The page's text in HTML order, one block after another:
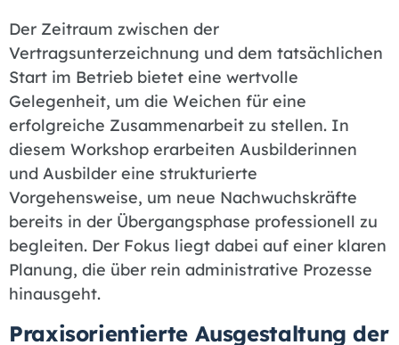
Der Zeitraum zwischen der
Vertragsunterzeichnung und dem tatsächlichen
Start im Betrieb bietet eine wertvolle
Gelegenheit, um die Weichen für eine
erfolgreiche Zusammenarbeit zu stellen. In
diesem Workshop erarbeiten Ausbilderinnen
und Ausbilder eine strukturierte
Vorgehensweise, um neue Nachwuchskräfte
bereits in der Übergangsphase professionell zu
begleiten. Der Fokus liegt dabei auf einer klaren
Planung, die über rein administrative Prozesse
hinausgeht.
Praxisorientierte Ausgestaltung der